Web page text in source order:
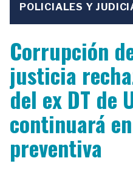
POLICIALES Y
Corrupción
justicia
del ex DT de
continuará
preventiva